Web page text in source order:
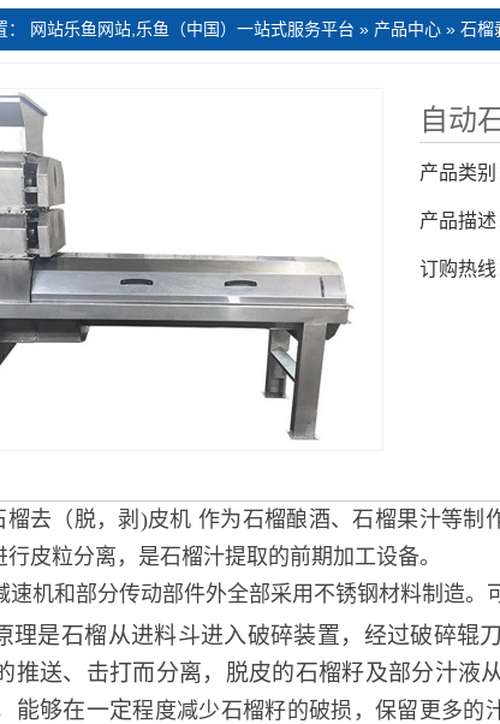
： 网站乐鱼网站,乐鱼（中国）一站式服务平台 » 产品中心 » 石榴
自动
产品类别
产品描述
订购热线
榴去（脱，剥)皮机 作为石榴酿酒、石榴果汁等
行皮粒分离，是石榴汁提取的前期加工设备。
机和部分传动部件外全部采用不锈钢材料制造。
理是石榴从进料斗进入破碎装置，经过破碎辊刀
推送、击打而分离，脱皮的石榴籽及部分汁液
能够在一定程度减少石榴籽的破损，保留更多的